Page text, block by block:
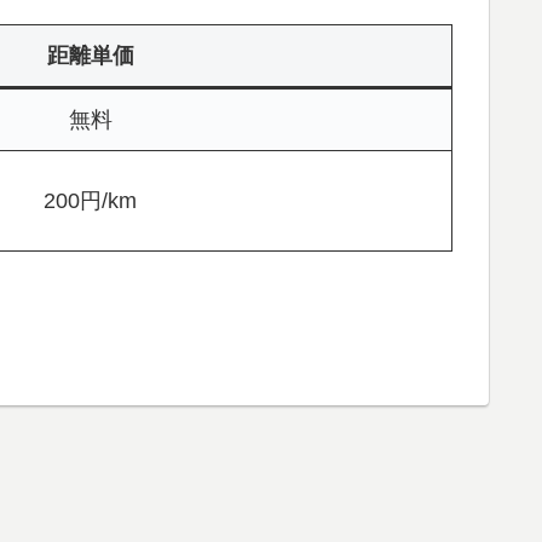
距離単価
無料
200円/km